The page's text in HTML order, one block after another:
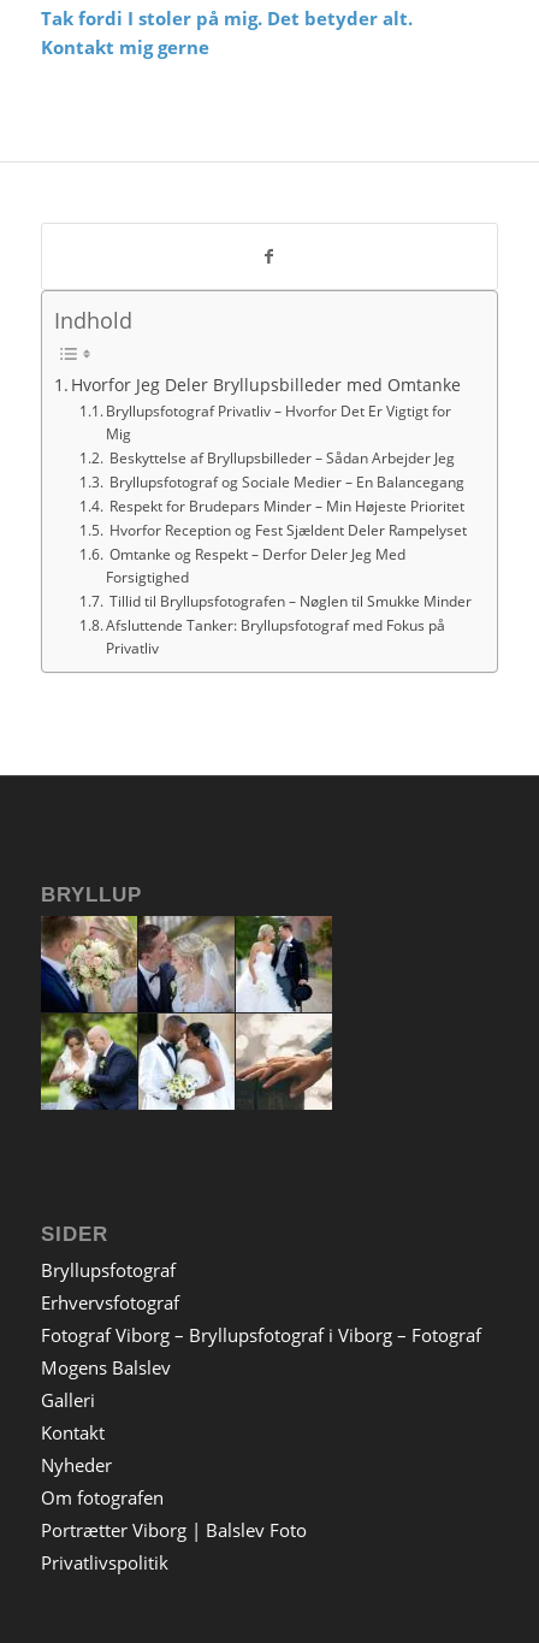
Tak fordi I stoler på mig. Det betyder alt.
Kontakt mig gerne
Indhold
Hvorfor Jeg Deler Bryllupsbilleder med Omtanke
Bryllupsfotograf Privatliv – Hvorfor Det Er Vigtigt for
Mig
Beskyttelse af Bryllupsbilleder – Sådan Arbejder Jeg
Bryllupsfotograf og Sociale Medier – En Balancegang
Respekt for Brudepars Minder – Min Højeste Prioritet
Hvorfor Reception og Fest Sjældent Deler Rampelyset
Omtanke og Respekt – Derfor Deler Jeg Med
Forsigtighed
Tillid til Bryllupsfotografen – Nøglen til Smukke Minder
Afsluttende Tanker: Bryllupsfotograf med Fokus på
Privatliv
BRYLLUP
SIDER
Bryllupsfotograf
Erhvervsfotograf
Fotograf Viborg – Bryllupsfotograf i Viborg – Fotograf
Mogens Balslev
Galleri
Kontakt
Nyheder
Om fotografen
Portrætter Viborg | Balslev Foto
Privatlivspolitik